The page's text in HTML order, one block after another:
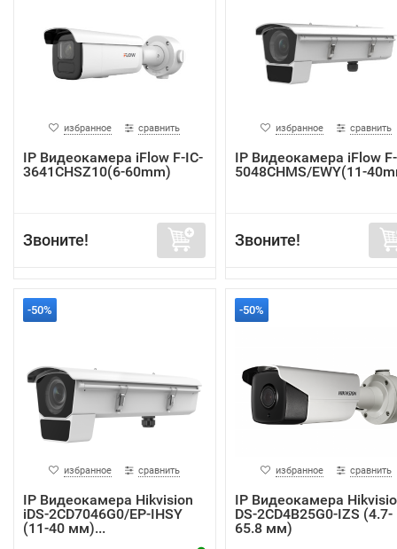
избранное сравнить
IP Видеокамера iFlow F-IC-
3641CHSZ10(6-60mm)
Звоните!
избранное сравнить
IP Видеокамера iFlow
5048CHMS/EWY(11-
Звоните!
-50%
избранное сравнить
IP Видеокамера Hikvision
iDS-2CD7046G0/EP-IHSY
(11-40 мм)...
-50%
избранное сравнить
IP Видеокамера
DS-2CD4B25G0-IZS (4.7-
65.8 мм)